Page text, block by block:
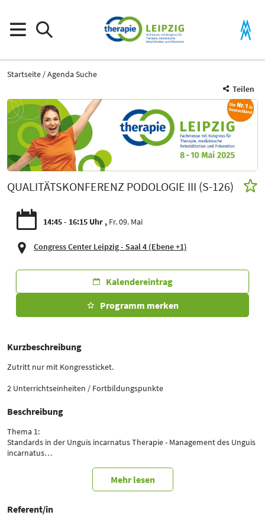
Startseite
Agenda Suche
Teilen
QUALITÄTSKONFERENZ PODOLOGIE III (S-126)
14:45 - 16:15 Uhr Fr. 09. Mai
Congress Center Leipzig - Saal 4 (Ebene +1)
Kalendereintrag
Programm merken
Kurzbeschreibung
Zutritt nur mit Kongressticket.
2 Unterrichtseinheiten / Fortbildungspunkte
Beschreibung
Thema 1:
Standards in der Unguis incarnatus Therapie - Management des Unguis
incarnatus
therapeutischen Ausbildung, der multidisziplinären Versorgung und
der Berücksichtigung sozialer Faktoren der Gesundheit“
Mehr lesen
Referent/in